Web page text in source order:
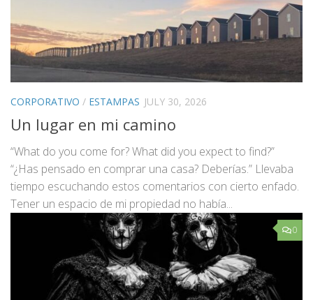
CORPORATIVO / ESTAMPAS JULY 30, 2026
Un lugar en mi camino
“What do you come for? What did you expect to find?”
“¿Has pensado en comprar una casa? Deberías.” Llevaba
tiempo escuchando estos comentarios con cierto enfado.
Tener un espacio de mi propiedad no había...
0